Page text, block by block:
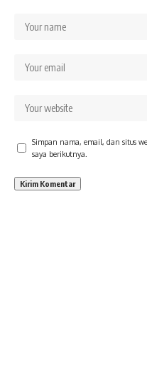
Simpan nama, email, dan situs
saya berikutnya.